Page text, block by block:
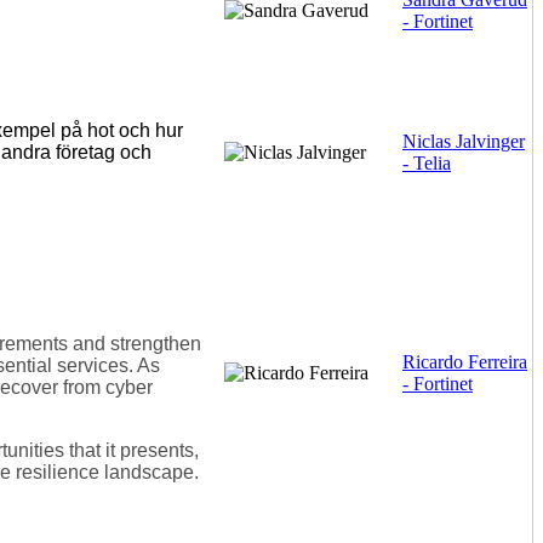
- Fortinet
på hot och hur
företag och
Niclas Jalvinger
- Telia
and strengthen
services. As
from cyber
that it presents,
resilience landscape.
Ricardo Ferreira
- Fortinet